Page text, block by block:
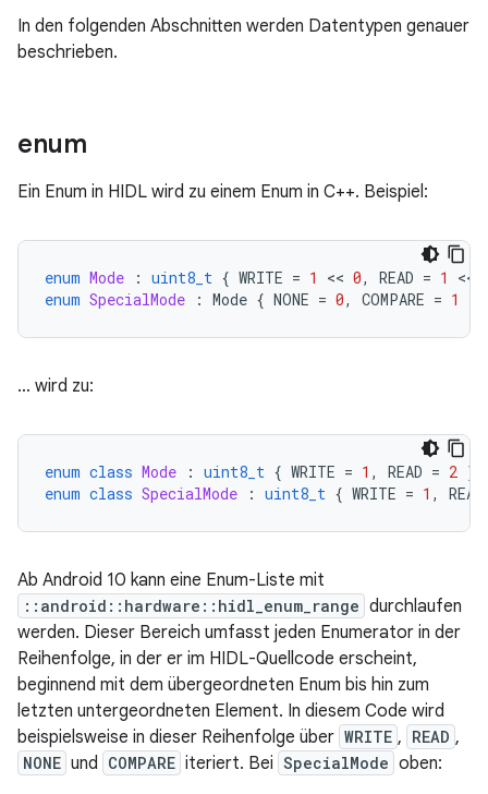
In den folgenden Abschnitten werden Datentypen genauer
beschrieben.
enum
Ein Enum in HIDL wird zu einem Enum in C++. Beispiel:
enum Mode : uint8_t { WRITE = 1 << 0, READ = 1 <<
enum SpecialMode : Mode { NONE = 0, COMPARE = 1
… wird zu:
enum class Mode : uint8_t { WRITE = 1 , READ = 2 };
enum class SpecialMode : uint8_t { WRITE = 1 , READ
Ab Android 10 kann eine Enum-Liste mit
::android::hardware::hidl_enum_range durchlaufen
werden. Dieser Bereich umfasst jeden Enumerator in der
Reihenfolge, in der er im HIDL-Quellcode erscheint,
beginnend mit dem übergeordneten Enum bis hin zum
letzten untergeordneten Element. In diesem Code wird
beispielsweise in dieser Reihenfolge über WRITE , READ ,
NONE und COMPARE iteriert. Bei SpecialMode oben: